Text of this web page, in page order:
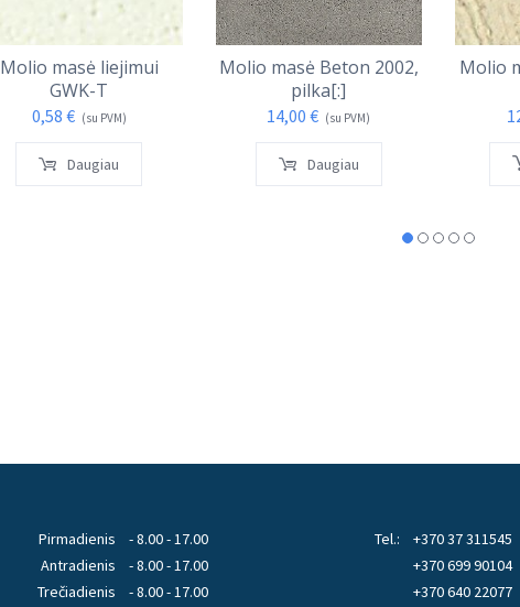
Molio masė liejimui
GWK-T
0,58 € (su PVM)
Daugiau
Molio masė Beton 2002,
pilka[:]
14,00€ (su PVM)
Daugiau
Molio
Pirmadienis
Antradienis
Trečiadienis
- 8.00 - 17.00
- 8.00 - 17.00
- 8.00 - 17.00
Tel.:
+370 37 311545
+370 699 90104
+370 640 22077